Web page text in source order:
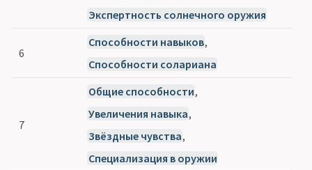
Экспертность солнечного оружия
6
Способности навыков,
Способности солариана
7
Общие способности,
Увеличения навыка,
Звёздные чувства,
Специализация в оружии